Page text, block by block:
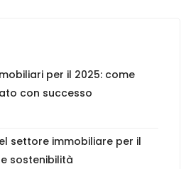
per il 2025: come
con successo
settore immobiliare per il
sostenibilità